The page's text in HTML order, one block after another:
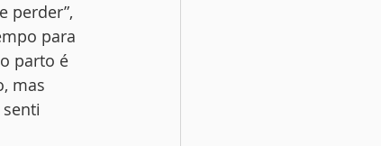
perder”,
para
parto é
mas